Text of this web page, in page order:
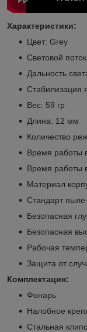
Характеристики:
Цвет: Grey
Световой
Дальность
Стабилизация
Вес: 59 гр
Длина: 12 мм
Количество
Время работы
Время работы
Материал
Стандарт
Безопасная
Безопасная
Рабочая
Защита от
Комплектация:
Фонарь
Налобное
Стальная